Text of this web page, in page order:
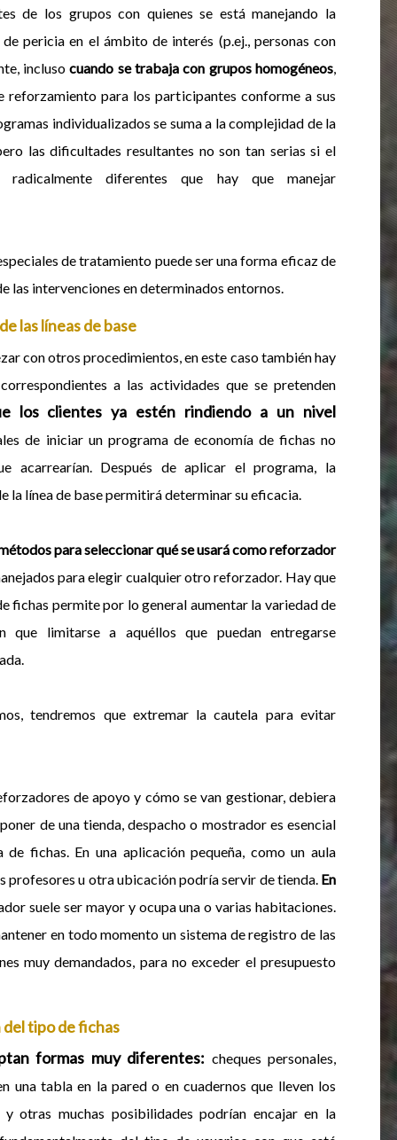
de los grupos con quienes se está manejando la
pericia en el ámbito de interés (p.ej., personas con
inclusocuando se trabaja con grupos homogéneos
reforzamiento para los participantes conforme a sus
individualizados se suma a la complejidad de la
las dificultades resultantes no son tan serias si el
radicalmente diferentes que hay que manejar
de tratamiento puede ser una forma eficaz de
las intervenciones en determinados entornos.
las líneas de base
con otros procedimientos, en este caso también hay
a las actividades que se pretenden
los clientes ya estén rindiendo a un nivel
de iniciar un programa de economía de fichas no
acarrearían. Después de aplicar el programa, la
la línea de base permitirá determinar su eficacia.
para seleccionar qué se usará como reforzador
para elegir cualquier otro reforzador. Hay que
fichas permite por lo general aumentar la variedad de
que limitarse a aquéllos que puedan entregarse
tendremos que extremar la cautela para evitar
de apoyo y cómo se van gestionar, debiera
de una tienda, despacho o mostrador es esencial
fichas. En una aplicación pequeña, como un aula
profesores u otra ubicación podría servir de tienda. En
suele ser mayor y ocupa una o varias habitaciones.
en todo momento un sistema de registro de las
muy demandados, para no exceder el presupuesto
tipo de fichas
formas muy diferentes: cheques personales,
una tabla en la pared o en cuadernos que lleven los
otras muchas posibilidades podrían encajar en la